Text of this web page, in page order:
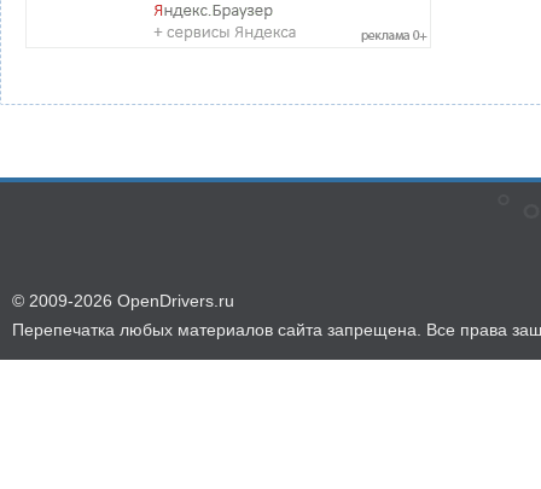
© 2009-2026 OpenDrivers.ru
Перепечатка любых материалов сайта запрещена. Все права